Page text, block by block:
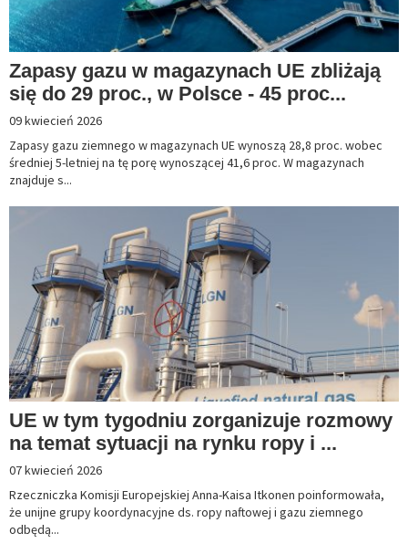
Zapasy gazu w magazynach UE zbliżają
się do 29 proc., w Polsce - 45 proc...
09 kwiecień 2026
Zapasy gazu ziemnego w magazynach UE wynoszą 28,8 proc. wobec
średniej 5-letniej na tę porę wynoszącej 41,6 proc. W magazynach
znajduje s...
UE w tym tygodniu zorganizuje rozmowy
na temat sytuacji na rynku ropy i ...
07 kwiecień 2026
Rzeczniczka Komisji Europejskiej Anna-Kaisa Itkonen poinformowała,
że unijne grupy koordynacyjne ds. ropy naftowej i gazu ziemnego
odbędą...